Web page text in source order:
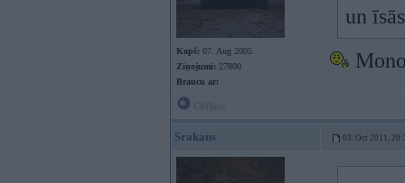
Kopš: 07. Aug 2005
Ziņojumi: 27800
Braucu ar:
un
Srakans 03. Oct 2011,